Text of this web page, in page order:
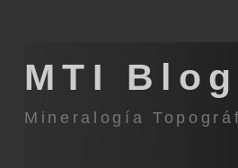
MTI Blog
Mineralogía